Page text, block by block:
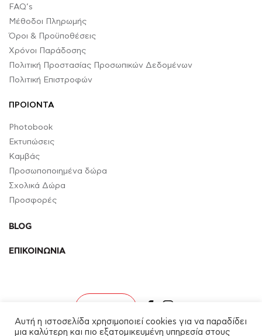
FAQ’s
Μέθοδοι Πληρωμής
Όροι & Προϋποθέσεις
Χρόνοι Παράδοσης
Πολιτική Προστασίας Προσωπικών Δεδομένων
Πολιτική Επιστροφών
ΠΡΟΙΟΝΤΑ
Photobook
Εκτυπώσεις
Καμβάς
Προσωποποιημένα δώρα
Σχολικά Δώρα
Προσφορές
BLOG
ΕΠΙΚΟΙΝΩΝΙΑ
Αυτή η ιστοσελίδα χρησιμοποιεί cookies για να παραδίδει
μια καλύτερη και πιο εξατομικευμένη υπηρεσία στους